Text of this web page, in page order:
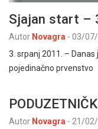
Sjajan start –
Autor Novagra - 03/07/
3. srpanj 2011. –
pojedinačno prvenstvo
Autor Novagra - 21/